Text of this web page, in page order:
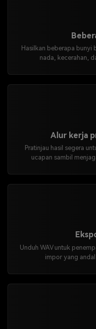
Hasilkan beberapa bunyi
nada, kecerahan,
Alur kerja
Pratinjau hasil segera
ucapan sambil
Unduh WAV untuk
impor yang